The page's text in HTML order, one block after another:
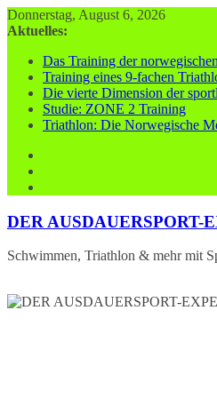
Zum
Inhalt
Donnerstag, August 6, 2026
Aktuelles:
Das Training der
Training eines 9-fachen
Die vierte Dimension der
Studie: ZONE 2 Training
Triathlon: Die Norwegische
DER AUSDAUERSPORT-
Schwimmen, Triathlon & mehr mit